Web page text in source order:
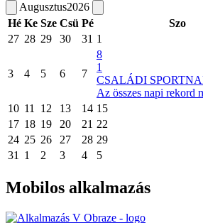
Augusztus2026
Hé Ke Sze Csü Pé Szo
27 28 29 30 31 1
3 4 5 6 7
8
1
CSALÁDI
Az összes napi rekord
10 11 12 13 14 15
17 18 19 20 21 22
24 25 26 27 28 29
31
1 2 3 4 5
Mobilos alkalmazás